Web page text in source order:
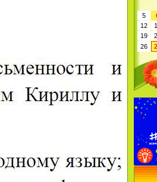
5
12
19
26